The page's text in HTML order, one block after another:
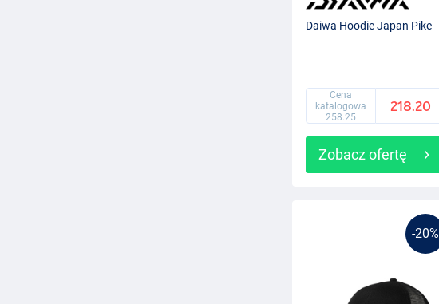
Daiwa Hoodie Japan Pike
Cena
katalogowa
258.25
218.20
Zobacz ofertę
-20%